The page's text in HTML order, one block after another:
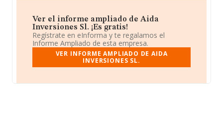
Ver el informe ampliado de Aida
Inversiones Sl. ¡Es gratis!
Regístrate en eInforma y te regalamos el
Informe Ampliado de esta empresa.
VER INFORME AMPLIADO DE AIDA
INVERSIONES SL.